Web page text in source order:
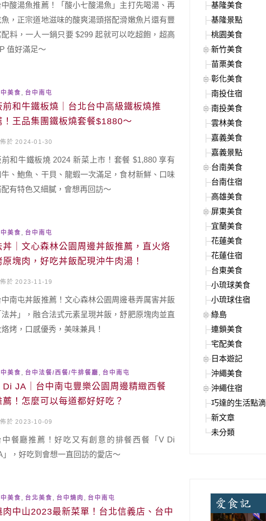
中酸湯魚推薦！「酸小七酸湯魚」主打先喝湯、再
魚，正宗道地滋味的酸爽湯頭搭配滑嫩魚片還有豐
配料，一人一鍋只要 $299 起就可以吃超飽，超高
值好滿足～
美食 台中南屯
前和牛鐵板燒｜台北台中高級鐵板燒推
！王品集團鐵板燒套餐$1880～
於 2024-01-30
前和牛鐵板燒 2024 新菜上市！套餐 $1,880 享有
牛、鮑魚、干貝、龍蝦一次滿足，食材新鮮、口味
配有特色又細膩，會想再回訪～
美食 台中南屯
丼｜文心森林公園周邊丼飯推薦，直火烙
原塊肉，好吃丼飯配現沖牛肉湯！
於 2023-11-19
中南屯丼飯推薦！文心森林公園周邊巷弄厲害丼飯
法丼」，融合法式元素呈現丼飯，舒肥原塊肉並直
烙烤，口感優秀，美味兼具！
美食 台中法餐/西餐/牛排餐廳 台中南屯
Di JA｜台中南屯豐樂公園周邊精緻西餐
薦！怎麼可以每道都好好吃？
於 2023-10-09
中餐廳推薦！好吃又有創意的排餐西餐「V Di
」，好吃到會想一直回訪的愛店～
美食 台北美食 台中燒肉 台中南屯
肉中山2023最新菜單！台北信義店、台中
基隆美食
基隆景點
桃園美食
新竹美食
苗栗美食
彰化美食
南投住宿
南投美食
雲林美食
嘉義美食
嘉義景點
台南美食
台南住宿
高雄美食
屏東美食
宜蘭美食
花蓮美食
花蓮住宿
台東美食
小琉球美食
小琉球住宿
綠島
連鎖美食
宅配美食
日本遊記
沖繩美食
沖繩住宿
巧達的生活點滴
新文章
未分類